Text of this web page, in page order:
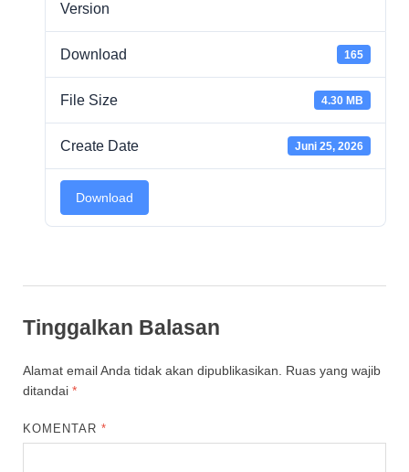
Version
Download 165
File Size 4.30 MB
Create Date Juni 25, 2026
Download
Tinggalkan Balasan
Alamat email Anda tidak akan dipublikasikan.
Ruas yang wajib
ditandai *
KOMENTAR*